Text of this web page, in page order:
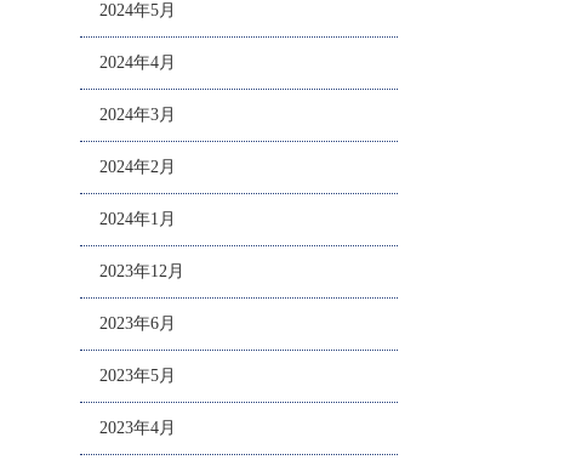
2024年5月
2024年4月
2024年3月
2024年2月
2024年1月
2023年12月
2023年6月
2023年5月
2023年4月